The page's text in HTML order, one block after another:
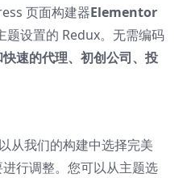
页面构建器Elementor
题设置的 Redux。无需编码
速的代理、初创公司、投
从我们的构建中选择完美
行调整。您可以从主题选